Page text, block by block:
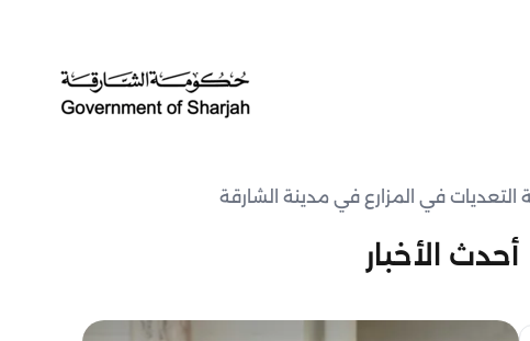
التعديات في المزارع في مدينة الشارقة
أحدث الأخبار